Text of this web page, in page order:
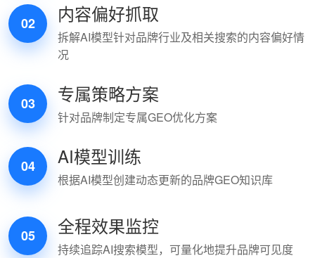
02 内容偏好抓取
拆解AI模型针对品牌行业及相关搜索的内容偏好情
况
03 专属策略方案
针对品牌制定专属GEO优化方案
04 AI模型训练
根据AI模型创建动态更新的品牌GEO知识库
05 全程效果监控
持续追踪AI搜索模型，可量化地提升品牌可见度